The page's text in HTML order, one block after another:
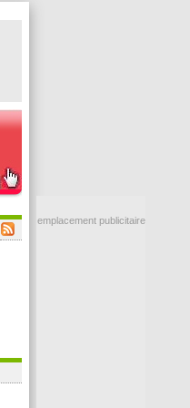
emplacement publicitaire